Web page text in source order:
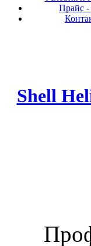
Прайс -
Shell